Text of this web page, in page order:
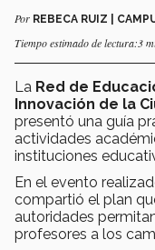
Por REBECA RUIZ |
Tiempo estimado de lectura:3
La Red de
Innovación de la
presentó una guía
actividades
instituciones
En el evento
compartió el plan
autoridades
profesores a los